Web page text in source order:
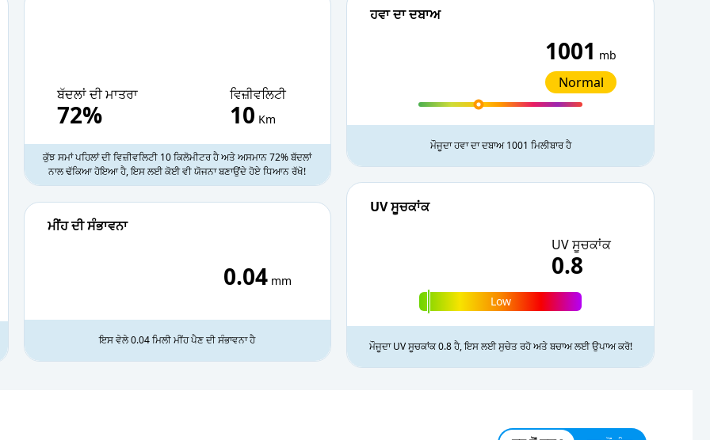
18.7 kmph / W
26.6°C
26.3°C 81% 0 14.8 kmph / W
26.1°C
10.4 kmph / WSW
9.7 kmph / WSW
ਬੱਦਲਾਂ ਦੀ ਮਾਤਰਾ
72%
ਵਿਜ਼ੀਵਲਿਟੀ
10 Km
ਕੁੱਝ ਸਮਾਂ ਪਹਿਲਾਂ ਦੀ ਵਿਜ਼ੀਵਲਿਟੀ 10 ਕਿਲੋਮੀਟਰ ਹੈ ਅਤੇ ਅਸਮਾਨ 72% ਬੱਦਲਾਂ
ਨਾਲ ਢੱਕਿਆ ਹੋਇਆ ਹੈ, ਇਸ ਲਈ ਕੋਈ ਵੀ ਯੋਜਨਾ ਬਣਾਉਂਦੇ ਹੋਏ ਧਿਆਨ ਰੱਖੋ!
ਮੀਂਹ ਦੀ ਸੰਭਾਵਨਾ
0.04 mm
ਇਸ ਵੇਲੇ 0.04 ਮਿਲੀ ਮੀਂਹ ਪੈਣ ਦੀ ਸੰਭਾਵਨਾ ਹੈ
ਹਵਾ ਦਾ ਦਬਾਅ
1001 mb
Normal
ਮੌਜੂਦਾ ਹਵਾ ਦਾ ਦਬਾਅ 1001 ਮਿਲੀਬਾਰ ਹੈ
UV ਸੂਚਕਾਂਕ
UV ਸੂਚਕਾਂਕ
0.8
Low
ਮੌਜੂਦਾ UV ਸੂਚਕਾਂਕ 0.8 ਹੈ, ਇਸ ਲਈ ਸੁਚੇਤ ਰਹੋ ਅਤੇ ਬਚਾਅ ਲਈ ਉਪਾਅ ਕਰੋ!